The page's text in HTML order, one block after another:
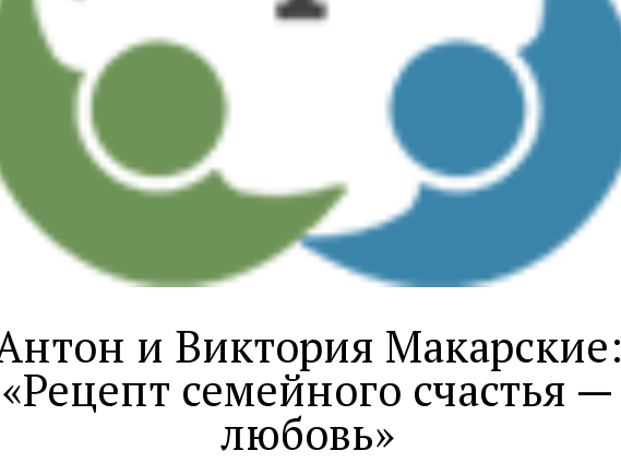
и Виктория Макарские:
«Рецепт семейного счастья —
любовь»